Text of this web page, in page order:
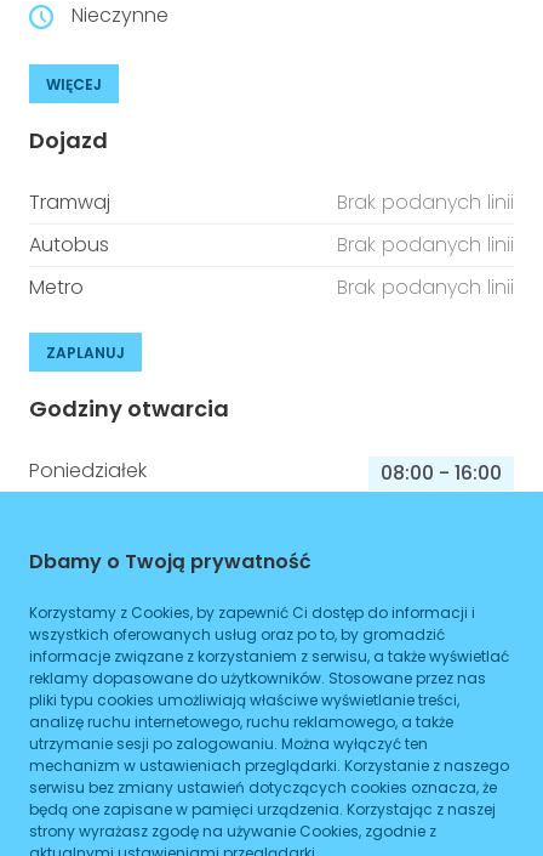
Nieczynne
WIĘCEJ
Dojazd
Tramwaj
Brak podanych linii
Autobus
Brak podanych linii
Metro
Brak podanych linii
ZAPLANUJ
Godziny otwarcia
Poniedziałek 08:00 - 16:00
Środa
Czwartek
08:00 -16:00
Piątek
08:00-16:00
Sobota
08:00-16:00
Niedziela
08:00 -16:00
Dbamy o Twoją prywatność
Korzystamy z Cookies, by zapewnić Ci dostęp do informacji i
wszystkich oferowanych usług oraz po to, by gromadzić
informacje związane z korzystaniem z serwisu, a także wyświetlać
reklamy dopasowane do użytkowników. Stosowane przez nas
pliki typu cookies umożliwiają właściwe wyświetlanie treści,
analizę ruchu internetowego, ruchu reklamowego, a także
utrzymanie sesji po zalogowaniu. Można wyłączyć ten
mechanizm w ustawieniach przeglądarki. Korzystanie z naszego
serwisu bez zmiany ustawień dotyczących cookies oznacza, że
będą one zapisane w pamięci urządzenia. Korzystając z naszej
strony wyrażasz zgodę na używanie Cookies, zgodnie z